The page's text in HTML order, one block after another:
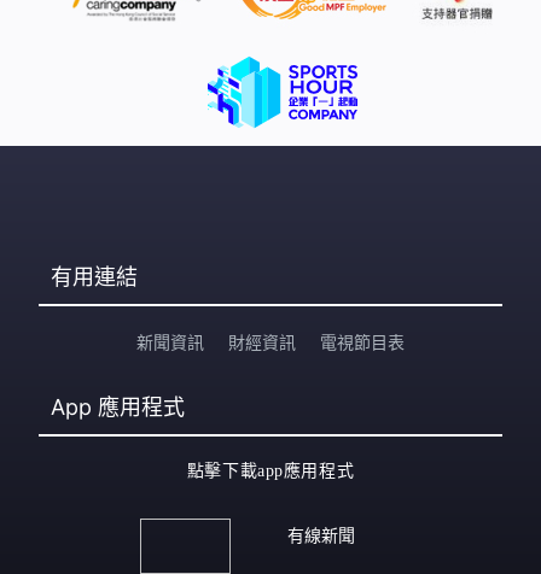
有用連結
新聞資訊 財經資訊 電視節目表
App 應用程式
點擊下載app應用程式
有線新聞